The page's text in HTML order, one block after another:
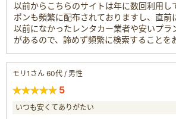
以前からこちらのサイトは年に数回利用し
ポンも頻繁に配布されておりますし、直前
以前になかったレンタカー業者や安いプラ
があるので、諦めず頻繁に検索することを
モリ1さん 60代 / 男性
5
いつも安くてありがたい